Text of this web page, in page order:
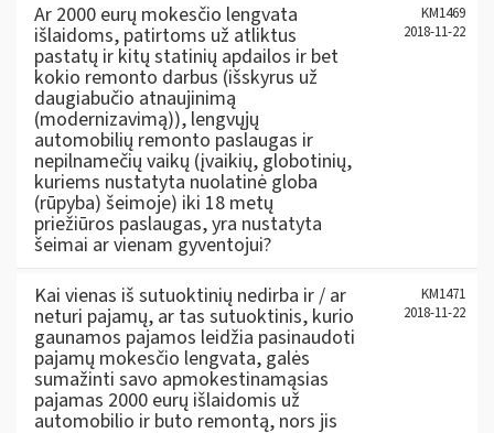
Ar 2000 eurų mokesčio lengvata
išlaidoms, patirtoms už atliktus
pastatų ir kitų statinių apdailos ir bet
kokio remonto darbus (išskyrus už
daugiabučio atnaujinimą
(modernizavimą)), lengvųjų
automobilių remonto paslaugas ir
nepilnamečių vaikų (įvaikių, globotinių,
kuriems nustatyta nuolatinė globa
(rūpyba) šeimoje) iki 18 metų
priežiūros paslaugas, yra nustatyta
šeimai ar vienam gyventojui?
KM1469
2018-11-22
Kai vienas iš sutuoktinių nedirba ir / ar
neturi pajamų, ar tas sutuoktinis, kurio
gaunamos pajamos leidžia pasinaudoti
pajamų mokesčio lengvata, galės
sumažinti savo apmokestinamąsias
pajamas 2000 eurų išlaidomis už
automobilio ir buto remontą, nors jis
KM1471
2018-11-22